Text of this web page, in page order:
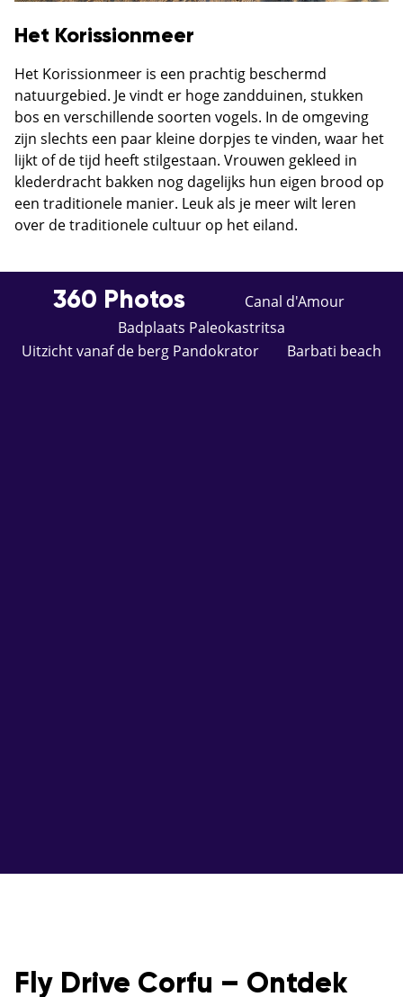
Het Korissionmeer
Het Korissionmeer is een prachtig beschermd
natuurgebied. Je vindt er hoge zandduinen, stukken
bos en verschillende soorten vogels. In de omgeving
zijn slechts een paar kleine dorpjes te vinden, waar het
lijkt of de tijd heeft stilgestaan. Vrouwen gekleed in
klederdracht bakken nog dagelijks hun eigen brood op
een traditionele manier. Leuk als je meer wilt leren
over de traditionele cultuur op het eiland.
360 Photos
Canal d'Amour
Badplaats Paleokastritsa
Uitzicht vanaf de berg Pandokrator
Barbati beach
Fly Drive Corfu – Ontdek